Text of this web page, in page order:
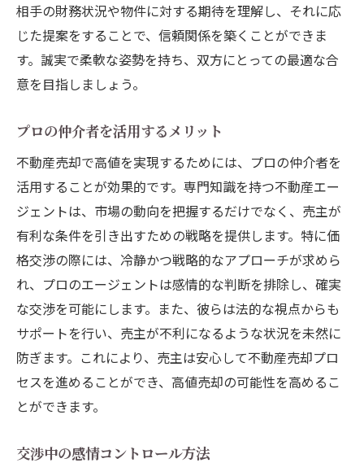
相手の財務状況や物件に対する期待を理解し、それに応
じた提案をすることで、信頼関係を築くことができま
す。誠実で柔軟な姿勢を持ち、双方にとっての最適な合
意を目指しましょう。
プロの仲介者を活用するメリット
不動産売却で高値を実現するためには、プロの仲介者を
活用することが効果的です。専門知識を持つ不動産エー
ジェントは、市場の動向を把握するだけでなく、売主が
有利な条件を引き出すための戦略を提供します。特に価
格交渉の際には、冷静かつ戦略的なアプローチが求めら
れ、プロのエージェントは感情的な判断を排除し、確実
な交渉を可能にします。また、彼らは法的な視点からも
サポートを行い、売主が不利になるような状況を未然に
防ぎます。これにより、売主は安心して不動産売却プロ
セスを進めることができ、高値売却の可能性を高めるこ
とができます。
交渉中の感情コントロール方法